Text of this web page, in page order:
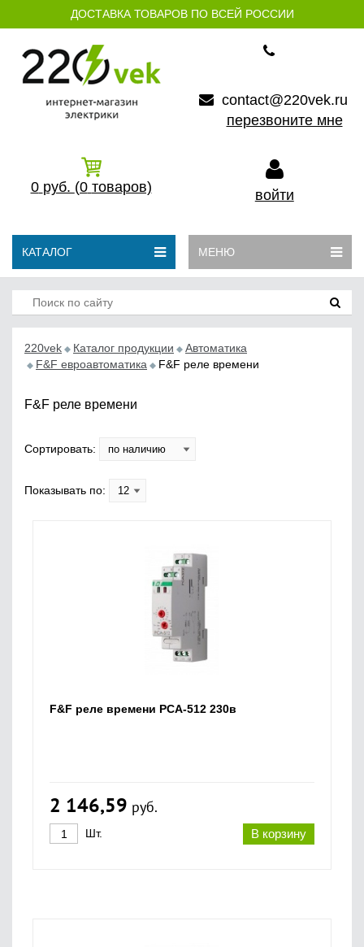
ДОСТАВКА ТОВАРОВ ПО ВСЕЙ РОССИИ
contact@220vek.ru
перезвоните мне
0 руб. (0 товаров) войти
КАТАЛОГ МЕНЮ
220vek Каталог продукции
Автоматика
F&F евроавтоматика
F&F реле времени
F&F реле времени
Сортировать:
Показывать по:
F&F реле времени PCA-512 230в
2 146,59 руб.
В корзину
Шт.